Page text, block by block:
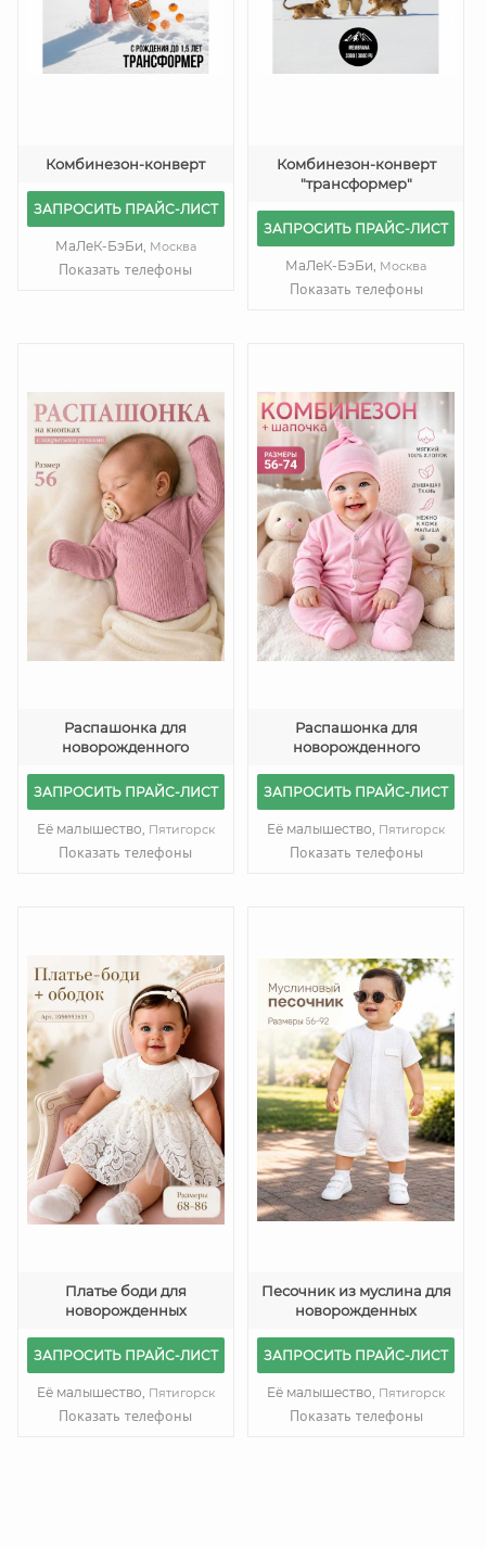
Комбинезон-конверт
ЗАПРОСИТЬ ПРАЙС-ЛИСТ
МаЛеК-БэБи, Москва
Показать телефоны
Комбинезон-конверт
"трансформер"
ЗАПРОСИТЬ ПРАЙС-ЛИСТ
МаЛеК-БэБи, Москва
Показать телефоны
Распашонка для
новорожденного
ЗАПРОСИТЬ ПРАЙС-ЛИСТ
Её малышество, Пятигорск
Показать телефоны
Распашонка для
новорожденного
ЗАПРОСИТЬ ПРАЙС-ЛИСТ
Её малышество, Пятигорск
Показать телефоны
Платье боди для
новорожденных
ЗАПРОСИТЬ ПРАЙС-ЛИСТ
Её малышество, Пятигорск
Показать телефоны
Песочник из муслина для
новорожденных
ЗАПРОСИТЬ ПРАЙС-ЛИСТ
Её малышество, Пятигорск
Показать телефоны